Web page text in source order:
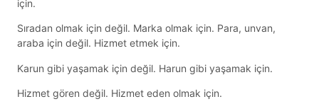
için.
Sıradan olmak için değil. Marka olmak için. Para, unvan,
araba için değil. Hizmet etmek için.
Karun gibi yaşamak için değil. Harun gibi yaşamak için.
Hizmet gören değil. Hizmet eden olmak için.